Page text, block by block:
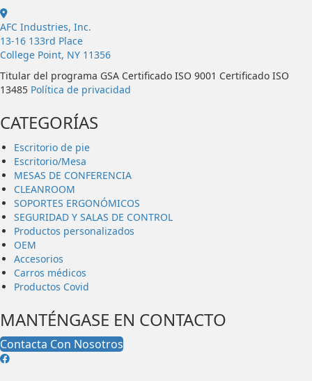
AFC Industries, Inc.
13-16 133rd Place
College Point, NY 11356
Titular del programa GSA Certificado ISO 9001 Certificado ISO
13485 Política de privacidad
CATEGORÍAS
Escritorio de pie
Escritorio/Mesa
MESAS DE CONFERENCIA
CLEANROOM
SOPORTES ERGONÓMICOS
SEGURIDAD Y SALAS DE CONTROL
Productos personalizados
OEM
Accesorios
Carros médicos
Productos Covid
MANTÉNGASE EN CONTACTO
Contacta Con Nosotros